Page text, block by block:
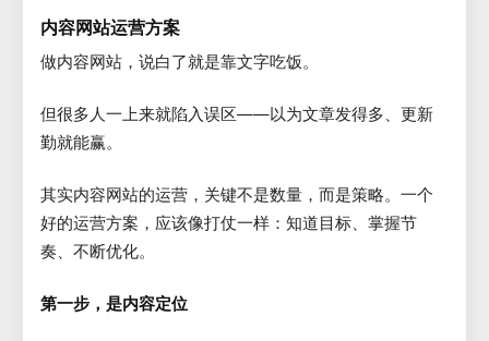
内容网站运营方案
做内容网站，说白了就是靠文字吃饭。
但很多人一上来就陷入误区——以为文章发得多、更新
勤就能赢。
其实内容网站的运营，关键不是数量，而是策略。一个
好的运营方案，应该像打仗一样：知道目标、掌握节
奏、不断优化。
第一步，是内容定位